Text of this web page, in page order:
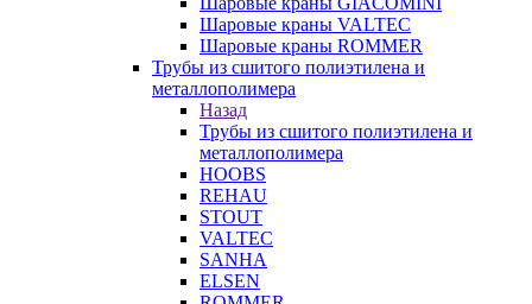
Шаровые краны VALTEC
Шаровые краны ROMMER
Трубы из сшитого полиэтилена и
металлополимера
Назад
Трубы из сшитого полиэтилена и
металлополимера
HOOBS
REHAU
STOUT
VALTEC
SANHA
ELSEN